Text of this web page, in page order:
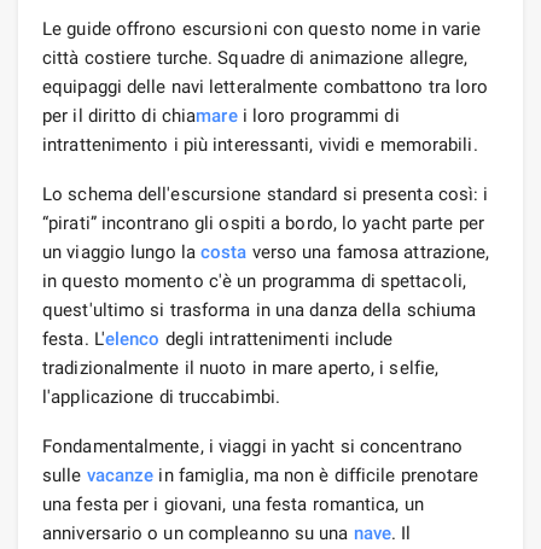
Le guide offrono escursioni con questo nome in varie
città costiere turche. Squadre di animazione allegre,
equipaggi delle navi letteralmente combattono tra loro
per il diritto di chiamarei loro programmi di
intrattenimento i più interessanti, vividi e memorabili.
Lo schema dell'escursione standard si presenta così: i
“pirati” incontrano gli ospiti a bordo, lo yacht parte per
un viaggio lungo la costa verso una famosa attrazione,
in questo momento c'è un programma di spettacoli,
quest'ultimo si trasforma in una danza della schiuma
festa. L'elenco degli intrattenimenti include
tradizionalmente il nuoto in mare aperto, i selfie,
l'applicazione di truccabimbi.
Fondamentalmente, i viaggi in yacht si concentrano
sulle vacanze in famiglia, ma non è difficile prenotare
una festa per i giovani, una festa romantica, un
anniversario o un compleanno su una nave. Il